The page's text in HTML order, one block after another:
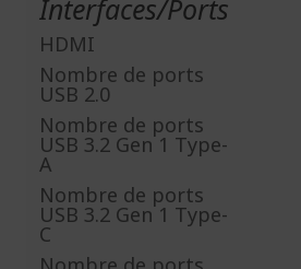
Interfaces/Ports
HDMI
Nombre de ports
USB 2.0
Nombre de ports
USB 3.2 Gen 1 Type-
A
Nombre de ports
USB 3.2 Gen 1 Type-
C